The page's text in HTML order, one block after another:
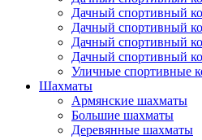
Дачный спортивный
Дачный спортивный
Дачный спортивный
Дачный спортивный
Уличные спортивные
Шахматы
Армянские шахматы
Большие шахматы
Деревянные шахматы